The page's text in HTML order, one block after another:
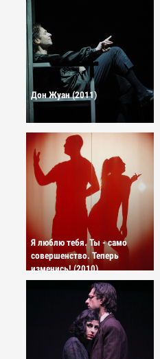
Дон Жуан (2011)
Я люблю тебя. Ты - само
совершенство. Теперь
изменись! (2010)